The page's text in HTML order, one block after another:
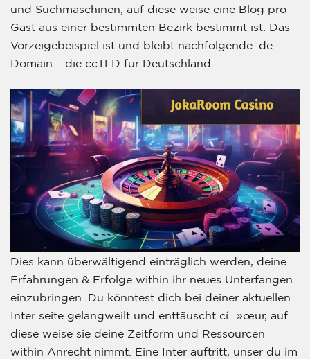
und Suchmaschinen, auf diese weise eine Blog pro
Gast aus einer bestimmten Bezirk bestimmt ist. Das
Vorzeigebeispiel ist und bleibt nachfolgende .de-
Domain – die ccTLD für Deutschland.
Dies kann überwältigend einträglich werden, deine
Erfahrungen & Erfolge within ihr neues Unterfangen
einzubringen. Du könntest dich bei deiner aktuellen
Inter seite gelangweilt und enttäuscht cí…»œur, auf
diese weise sie deine Zeitform und Ressourcen
within Anrecht nimmt. Eine Inter auftritt, unser du im